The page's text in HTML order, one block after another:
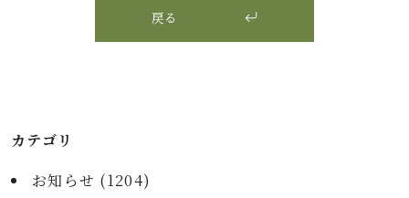
戻る
カテゴリ
お知らせ (1204)